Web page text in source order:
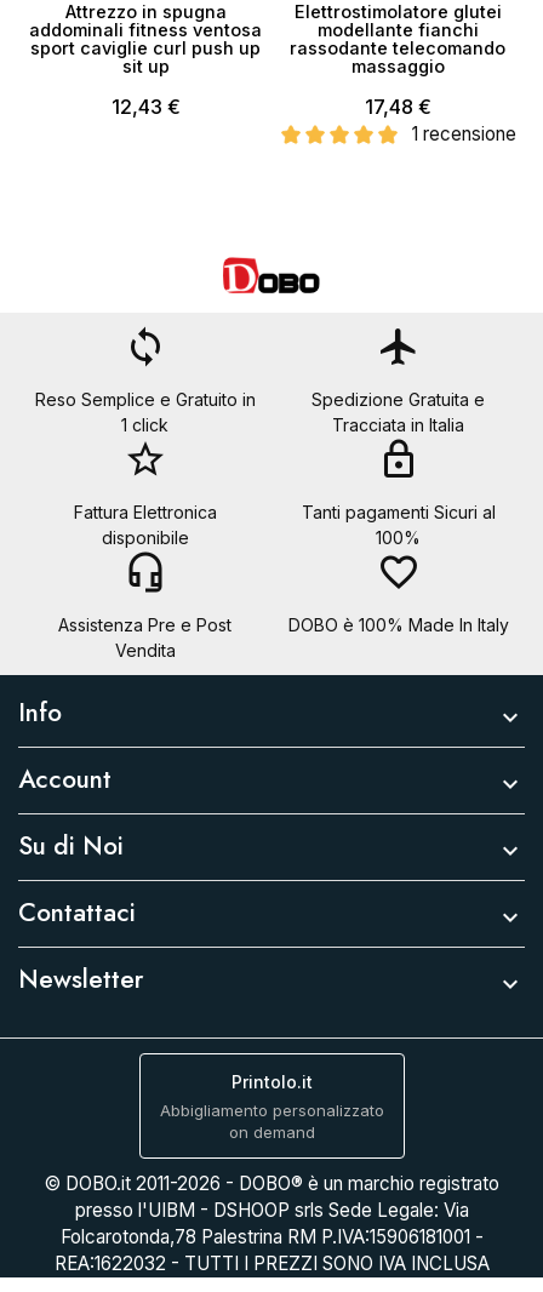
Attrezzo in spugna
addominali fitness ventosa
sport caviglie curl push up
sit up
12,43 €
Elettrostimolatore glutei
modellante fianchi
rassodante telecomando
massaggio
17,48 €
1 recensione
loop
Reso Semplice e Gratuito in
1 click
flight
Spedizione Gratuita e
Tracciata in Italia
star_border
Fattura Elettronica
disponibile
lock
Tanti pagamenti Sicuri al
100%
headset_mic
Assistenza Pre e Post
Vendita
favorite_border
DOBO è 100% Made In Italy
Info 
Account 
Su di Noi 
Contattaci 
Newsletter 
Printolo.it
Abbigliamento personalizzato
on demand
© DOBO.it 2011-2026 - DOBO® è un marchio registrato
presso l'UIBM - DSHOOP srls Sede Legale: Via
Folcarotonda,78 Palestrina RM P.IVA:15906181001 -
REA:1622032 - TUTTI I PREZZI SONO IVA INCLUSA